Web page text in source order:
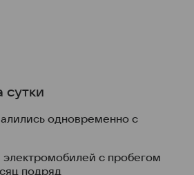
сутки
одновременно с
с пробегом
подряд